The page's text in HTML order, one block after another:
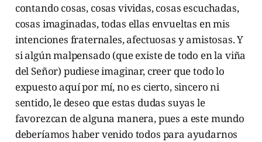
contando cosas, cosas vividas, cosas escuchadas,
cosas imaginadas, todas ellas envueltas en mis
intenciones fraternales, afectuosas y amistosas. Y
si algún malpensado (que existe de todo en la viña
del Señor) pudiese imaginar, creer que todo lo
expuesto aquí por mí, no es cierto, sincero ni
sentido, le deseo que estas dudas suyas le
favorezcan de alguna manera, pues a este mundo
deberíamos haber venido todos para ayudarnos